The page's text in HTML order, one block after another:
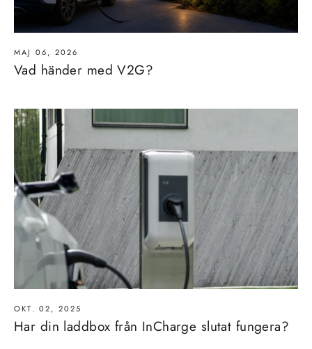
MAJ 06, 2026
Vad händer med V2G?
OKT. 02, 2025
Har din laddbox från InCharge slutat fungera?